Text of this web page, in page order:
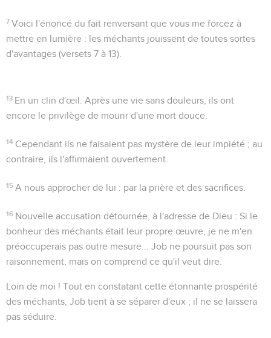
7 Voici l'énoncé du fait renversant que vous me forcez à
mettre en lumière : les méchants jouissent de toutes sortes
d'avantages (versets 7 à 13).
13 En un clin d'œil . Après une vie sans douleurs, ils ont
encore le privilège de mourir d'une mort douce.
14 Cependant ils ne faisaient pas mystère de leur impiété ; au
contraire, ils l'affirmaient ouvertement.
15 A nous approcher de lui : par la prière et des sacrifices.
16 Nouvelle accusation détournée, à l'adresse de Dieu : Si le
bonheur des méchants était leur propre œuvre, je ne m'en
préoccuperais pas outre mesure... Job ne poursuit pas son
raisonnement, mais on comprend ce qu'il veut dire.
Loin de moi ! Tout en constatant cette étonnante prospérité
des méchants, Job tient à se séparer d'eux ; il ne se laissera
pas séduire.